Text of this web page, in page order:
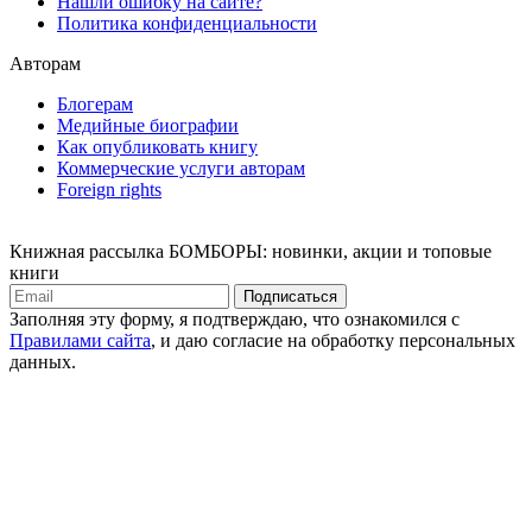
Политика конфиденциальности
Авторам
Блогерам
Медийные биографии
Как опубликовать книгу
Коммерческие услуги авторам
Foreign rights
Книжная рассылка БОМБОРЫ: новинки, акции и топовые
книги
Подписаться
Заполняя эту форму, я подтверждаю, что ознакомился с
Правилами сайта, и даю согласие на обработку персональных
данных.